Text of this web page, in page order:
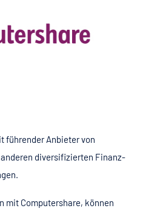
führender Anbieter von
diversifizierten Finanz-
mit Computershare, können